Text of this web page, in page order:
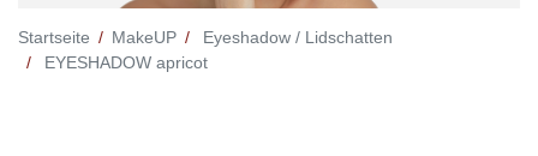
Startseite MakeUP
Eyeshadow / Lidschatten
EYESHADOW apricot